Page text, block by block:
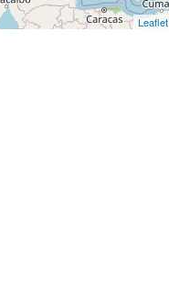
Leaflet